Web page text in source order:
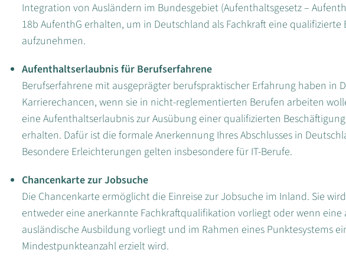
Integration von Ausländern im Bundesgebiet (Aufenthaltsgesetz –
18b AufenthG erhalten, um in Deutschland als Fachkraft eine qualifizierte
aufzunehmen.
Aufenthaltserlaubnis für Berufserfahrene
Berufserfahrene mit ausgeprägter berufspraktischer Erfahrung haben in
Karrierechancen, wenn sie in nicht-reglementierten Berufen arbeiten
eine Aufenthaltserlaubnis zur Ausübung einer qualifizierten
erhalten. Dafür ist die formale Anerkennung Ihres Abschlusses in
Besondere Erleichterungen gelten insbesondere für IT-Berufe.
Chancenkarte zur Jobsuche
Die Chancenkarte ermöglicht die Einreise zur Jobsuche im Inland. Sie
entweder eine anerkannte Fachkraftqualifikation vorliegt oder wenn eine
ausländische Ausbildung vorliegt und im Rahmen eines Punktesystems
Mindestpunkteanzahl erzielt wird.